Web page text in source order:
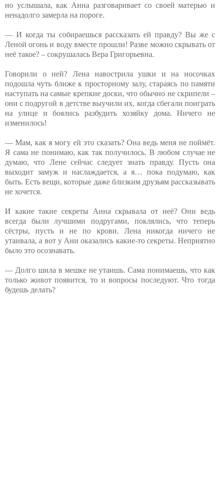
но услышала, как Анна разговаривает со своей матерью и
ненадолго замерла на пороге.
— И когда ты собираешься рассказать ей правду? Вы же с
Леной огонь и воду вместе прошли! Разве можно скрывать от
неё такое? – сокрушалась Вера Григорьевна.
Говорили о ней? Лена навострила ушки и на носочках
подошла чуть ближе к просторному залу, стараясь по памяти
наступать на самые крепкие доски, что обычно не скрипели –
они с подругой в детстве выучили их, когда сбегали поиграть
на улице и боялись разбудить хозяйку дома. Ничего не
изменилось!
— Мам, как я могу ей это сказать? Она ведь меня не поймёт.
Я сама не понимаю, как так получилось. В любом случае не
думаю, что Лене сейчас следует знать правду. Пусть она
выходит замуж и наслаждается, а я… пока подумаю, как
быть. Есть вещи, которые даже близким друзьям рассказывать
не хочется.
И какие такие секреты Анна скрывала от неё? Они ведь
всегда были лучшими подругами, поклялись, что теперь
сёстры, пусть и не по крови. Лена никогда ничего не
утаивала, а вот у Ани оказались какие-то секреты. Неприятно
было это осознавать.
— Долго шила в мешке не утаишь. Сама понимаешь, что как
только живот появится, то и вопросы последуют. Что тогда
будешь делать?